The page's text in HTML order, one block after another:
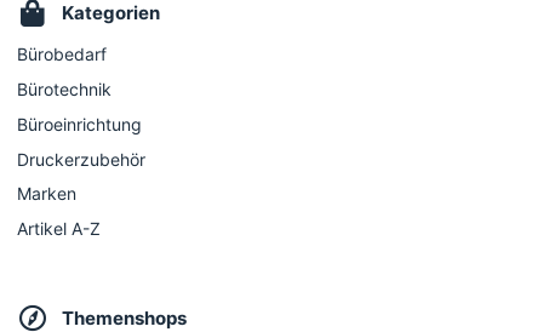
Kategorien
Bürobedarf
Bürotechnik
Büroeinrichtung
Druckerzubehör
Marken
Artikel A-Z
Themenshops